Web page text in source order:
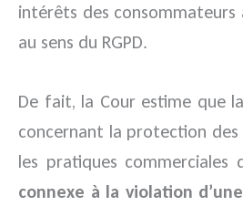
intérêts des consommateurs
au sens du RGPD.
De fait, la Cour estime que
concernant la protection
les pratiques commerciales
connexe à la violation